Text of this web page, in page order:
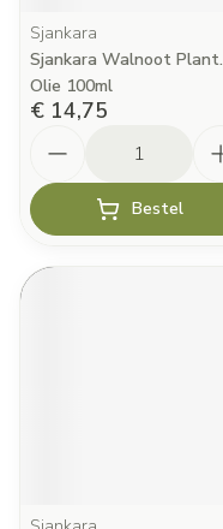
Sjankara
Sjankara Walnoot Plant.
Olie 100ml
€ 14,75
Bestel